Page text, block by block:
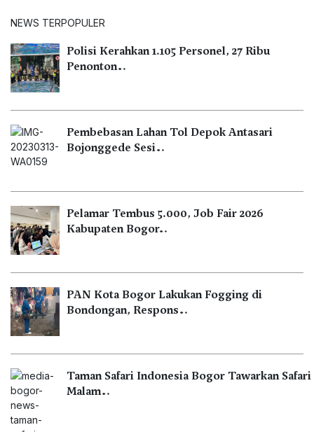
NEWS TERPOPULER
Polisi Kerahkan 1.105 Personel, 27 Ribu
Penonton…
Pembebasan Lahan Tol Depok Antasari
Bojonggede Sesi…
Pelamar Tembus 5.000, Job Fair 2026
Kabupaten Bogor…
PAN Kota Bogor Lakukan Fogging di
Bondongan, Respons…
Taman Safari Indonesia Bogor Tawarkan Safari
Malam…